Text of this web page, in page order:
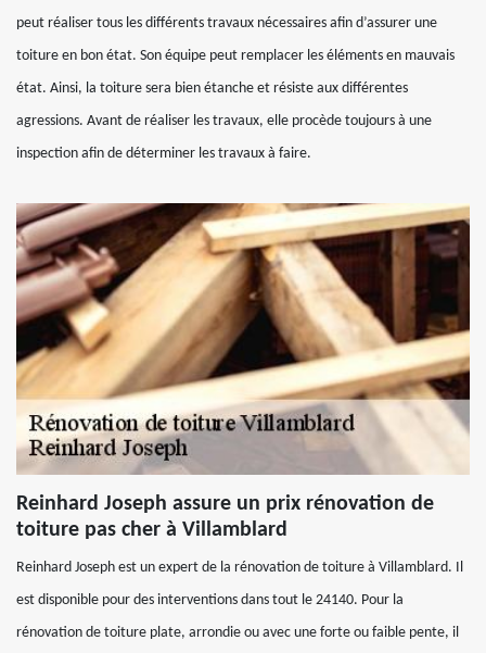
peut réaliser tous les différents travaux nécessaires afin d’assurer une
toiture en bon état. Son équipe peut remplacer les éléments en mauvais
état. Ainsi, la toiture sera bien étanche et résiste aux différentes
agressions. Avant de réaliser les travaux, elle procède toujours à une
inspection afin de déterminer les travaux à faire.
Reinhard Joseph assure un prix rénovation de
toiture pas cher à Villamblard
Reinhard Joseph est un expert de la rénovation de toiture à Villamblard. Il
est disponible pour des interventions dans tout le 24140. Pour la
rénovation de toiture plate, arrondie ou avec une forte ou faible pente, il